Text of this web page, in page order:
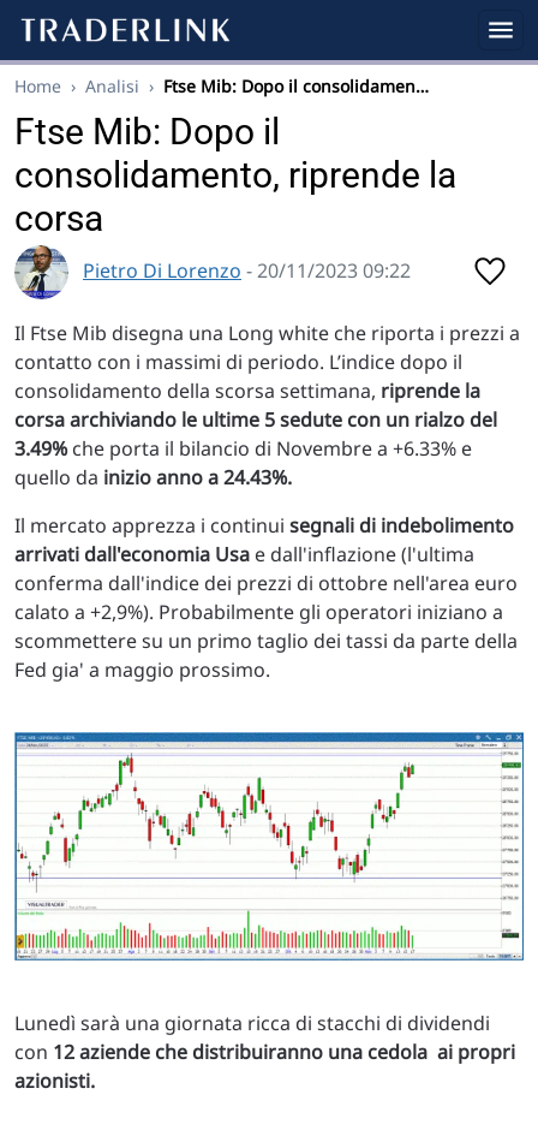
Home › Analisi › Ftse Mib: Dopo il consolidamen…
Ftse Mib: Dopo il
consolidamento, riprende la
corsa
Pietro Di Lorenzo - 20/11/2023 09:22
Il Ftse Mib disegna una Long white che riporta i prezzi a
contatto con i massimi di periodo. L’indice dopo il
consolidamento della scorsa settimana, riprende la
corsa archiviando le ultime 5 sedute con un rialzo del
3.49%che porta il bilancio di Novembre a +6.33% e
quello da inizio anno a 24.43%.
Il mercato apprezza i continui segnali di indebolimento
arrivati dall'economia Usa e dall'inflazione (l'ultima
conferma dall'indice dei prezzi di ottobre nell'area euro
calato a +2,9%). Probabilmente gli operatori iniziano a
scommettere su un primo taglio dei tassi da parte della
Fed gia' a maggio prossimo.
Lunedì sarà una giornata ricca di stacchi di dividendi
con 12 aziende che distribuiranno una cedola ai propri
azionisti.